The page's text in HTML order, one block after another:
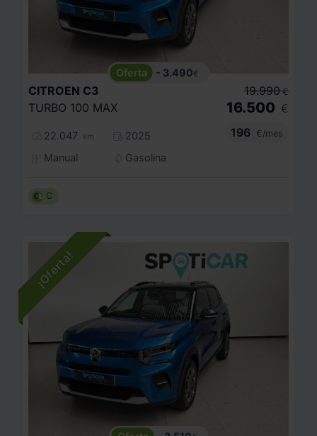
- 3.490€
CITROEN C3
TURBO 100 MAX
22.047 km
2025
Manual
Gasolina
19.990 €
16.500 €
196
€/mes
C